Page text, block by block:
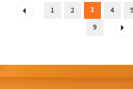
1 2 3 4 5
9